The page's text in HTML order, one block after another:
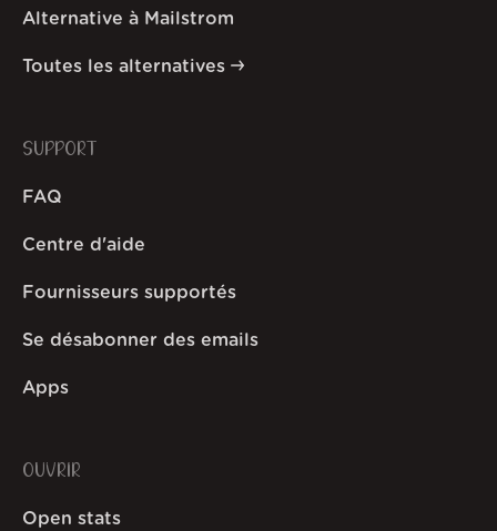
Alternative à Mailstrom
Toutes les alternatives
SUPPORT
FAQ
Centre d'aide
Fournisseurs supportés
Se désabonner des emails
Apps
OUVRIR
Open stats